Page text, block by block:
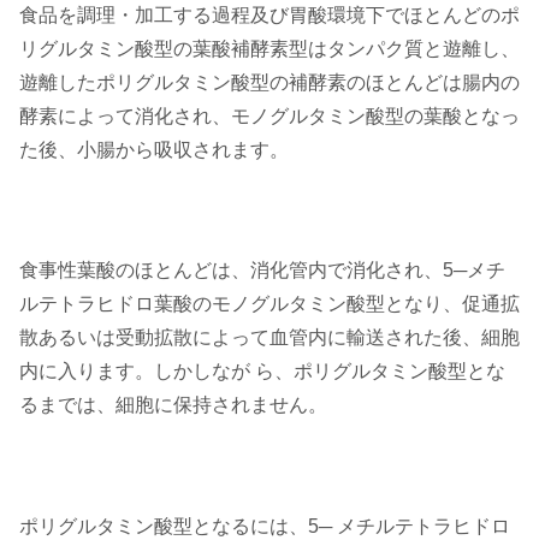
食品を調理・加工する過程及び胃酸環境下でほとんどのポ
リグルタミン酸型の葉酸補酵素型はタンパク質と遊離し、
遊離したポリグルタミン酸型の補酵素のほとんどは腸内の
酵素によって消化され、モノグルタミン酸型の葉酸となっ
た後、小腸から吸収されます。
食事性葉酸のほとんどは、消化管内で消化され、5─メチ
ルテトラヒドロ葉酸のモノグルタミン酸型となり、促通拡
散あるいは受動拡散によって血管内に輸送された後、細胞
内に入ります。しかしなが ら、ポリグルタミン酸型とな
るまでは、細胞に保持されません。
ポリグルタミン酸型となるには、5─ メチルテトラヒドロ